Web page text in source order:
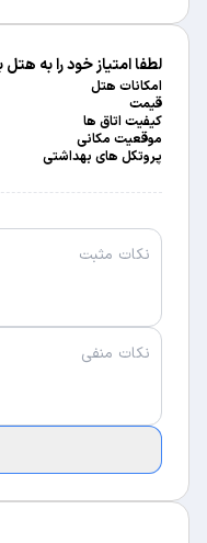
لطفا امتیاز خود را به
امکانات هتل
قیمت
کیفیت اتاق ها
موقعیت مکانی
پروتکل های بهداشتی